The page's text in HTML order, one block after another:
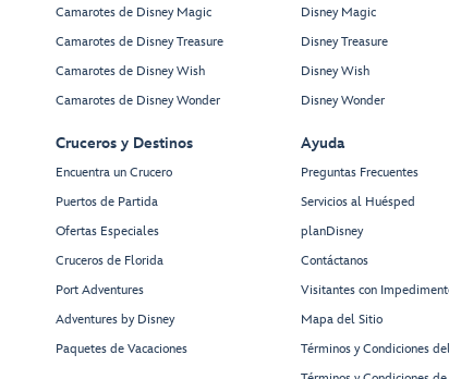
Camarotes de Disney Magic
Camarotes de Disney Treasure
Camarotes de Disney Wish
Camarotes de Disney Wonder
Cruceros y Destinos
Encuentra un Crucero
Puertos de Partida
Ofertas Especiales
Cruceros de Florida
Port Adventures
Adventures by Disney
Paquetes de Vacaciones
Disney Magic
Disney Treasure
Disney Wish
Disney Wonder
Ayuda
Preguntas Frecuentes
Servicios al Huésped
planDisney
Contáctanos
Visitantes con
Mapa del Sitio
Términos y Condiciones